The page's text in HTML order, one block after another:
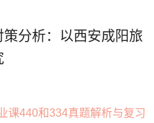
分析：以西安成阳旅